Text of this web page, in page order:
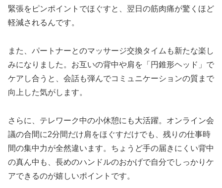
緊張をピンポイントでほぐすと、翌日の筋肉痛が驚くほど
軽減されるんです。
また、パートナーとのマッサージ交換タイムも新たな楽し
みになりました。お互いの背中や肩を「円錐形ヘッド」で
ケアし合うと、会話も弾んでコミュニケーションの質まで
向上した気がします。
さらに、テレワーク中の小休憩にも大活躍。オンライン会
議の合間に2分間だけ肩をほぐすだけでも、残りの仕事時
間の集中力が全然違います。ちょうど手の届きにくい背中
の真ん中も、長めのハンドルのおかげで自分でしっかりケ
アできるのが嬉しいポイントです。